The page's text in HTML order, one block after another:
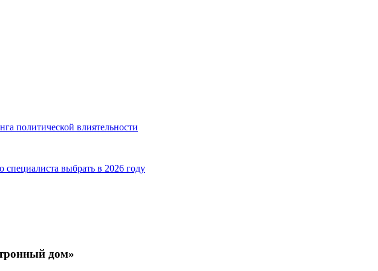
политической влиятельности
специалиста выбрать в 2026 году
дом»